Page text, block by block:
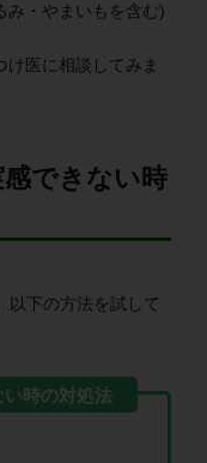
み・やまいもを含む)
医に相談してみま
できない時
以下の方法を試して